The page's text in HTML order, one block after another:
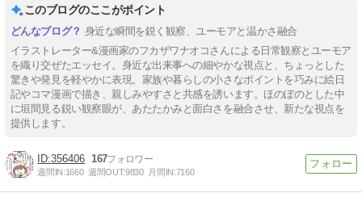
このブログのここがポイント
身近な瞬間を鋭く観察、ユーモアと温かさ融合
イラストレーター&漫画家のフカザワナオコさんによる日常観察とユーモア
を織り交ぜたエッセイ。身近な出来事への細やかな視点と、ちょっとした
驚きや発見を軽やかに表現。家族や暮らしの小さなポイントを巧みに絵日
記やコマ漫画で描き、親しみやすさと共感を誘います。ほのぼのとした中
に垣間見る鋭い観察眼が、あたたかみと面白さを融合させ、新たな視点を
提供します。
356406 167
週間IN:1660 週間OUT:9830 月間IN:7160